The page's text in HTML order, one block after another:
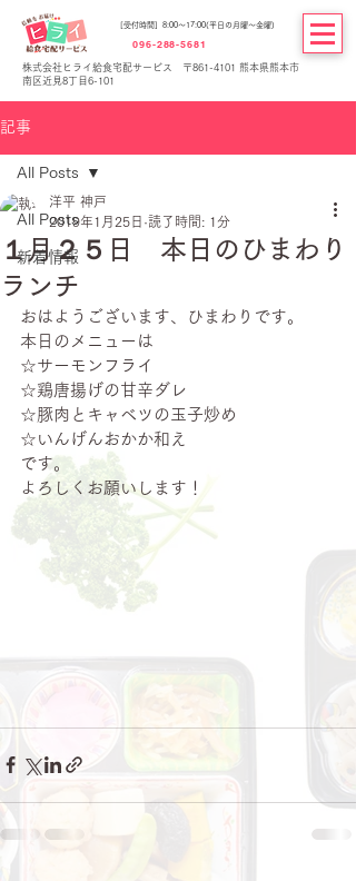
[受付時間] 8:00～17:00(平日の月曜～金曜)
096-288-5681
株式会社ヒライ給食宅配サービス 〒861-4101 熊本県熊本市
南区近見8丁目6-101
記事
All Posts
新着情報
All Posts
１月２５日 本日のひまわり
ランチ
洋平 神戸
2019年1月25日 読了時間: 1分
おはようございます、ひまわりです。
本日のメニューは
☆サーモンフライ
☆鶏唐揚げの甘辛ダレ
☆豚肉とキャベツの玉子炒め
☆いんげんおかか和え
です。
よろしくお願いします！